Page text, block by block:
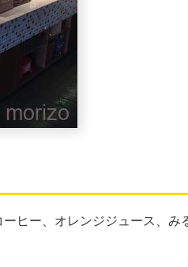
ヒー、オレンジジュース、み